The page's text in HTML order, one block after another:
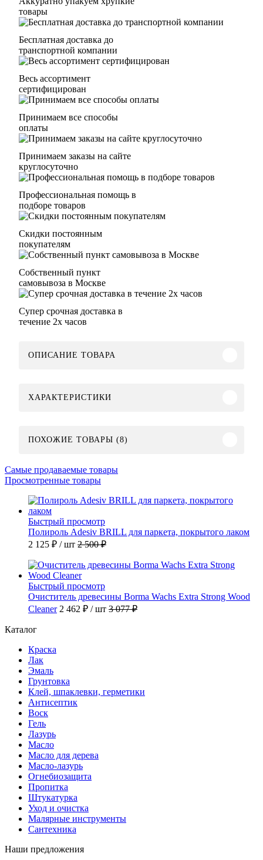
товары
Бесплатная доставка до
транспортной компании
Весь ассортимент
сертифицирован
Принимаем все способы
оплаты
Принимаем заказы на сайте
круглосуточно
Профессиональная помощь в
подборе товаров
Скидки постоянным
покупателям
Собственный пункт
самовывоза в Москве
Супер срочная доставка в
течение 2х часов
ОПИСАНИЕ ТОВАРА
ХАРАКТЕРИСТИКИ
ПОХОЖИЕ ТОВАРЫ (8)
Самые продаваемые товары
Просмотренные товары
Быстрый просмотр
Полироль Adesiv BRILL для паркета, покрытого лаком
2 125 ₽ / шт 2 500 ₽
Быстрый просмотр
Очиститель древесины Borma Wachs Extra Strong Wood
Cleaner 2 462 ₽ / шт 3 077 ₽
Каталог
Краска
Лак
Эмаль
Грунтовка
Клей, шпаклевки, герметики
Антисептик
Воск
Гель
Лазурь
Масло
Масло для дерева
Масло-лазурь
Огнебиозащита
Пропитка
Штукатурка
Уход и очистка
Малярные инструменты
Сантехника
Наши предложения